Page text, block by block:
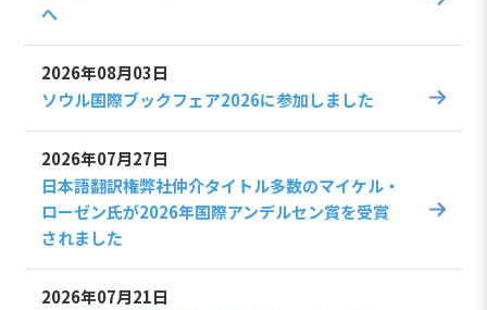
へ
2026年08月03日
ソウル国際ブックフェア2026に参加しました
2026年07月27日
日本語翻訳権弊社仲介タイトル多数のマイケル・
ローゼン氏が2026年国際アンデルセン賞を受賞
されました
2026年07月21日